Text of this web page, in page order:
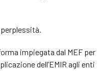
impiegata dal MEF per
dell’EMIR agli enti